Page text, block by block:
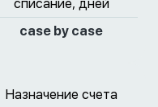
списание, дней
case by case
Назначение счета